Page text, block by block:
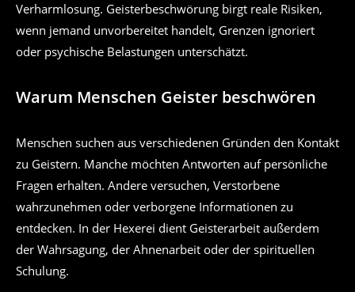
Verharmlosung. Geisterbeschwörung birgt reale Risiken,
wenn jemand unvorbereitet handelt, Grenzen ignoriert
oder psychische Belastungen unterschätzt.
Warum Menschen Geister beschwören
Menschen suchen aus verschiedenen Gründen den Kontakt
zu Geistern. Manche möchten Antworten auf persönliche
Fragen erhalten. Andere versuchen, Verstorbene
wahrzunehmen oder verborgene Informationen zu
entdecken. In der Hexerei dient Geisterarbeit außerdem
der Wahrsagung, der Ahnenarbeit oder der spirituellen
Schulung.